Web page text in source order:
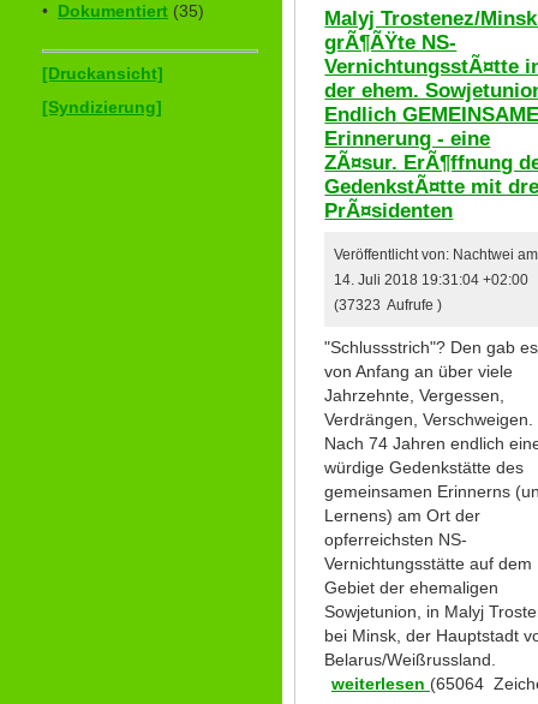
• Dokumentiert (35)
[Druckansicht]
[Syndizierung]
Malyj Trostenez/
grÃ¶ÃŸte NS-
VernichtungsstÃ¤tte
der ehem.
Endlich
Erinnerung - eine
ZÃ¤sur. ErÃ¶ffnung
GedenkstÃ¤tte mit
PrÃ¤sidenten
Veröffentlicht von: Nachtwei am
14. Juli 2018 19:31:04 +02:00
(37323 Aufrufe )
"Schlussstrich"? Den gab es
von Anfang an über viele
Jahrzehnte, Vergessen,
Verdrängen, Verschweigen.
Nach 74 Jahren endlich
würdige Gedenkstätte des
gemeinsamen Erinnerns
Lernens) am Ort der
opferreichsten NS-
Vernichtungsstätte auf dem
Gebiet der ehemaligen
Sowjetunion, in Malyj
bei Minsk, der Hauptstadt
Belarus/Weißrussland.
weiterlesen (65064